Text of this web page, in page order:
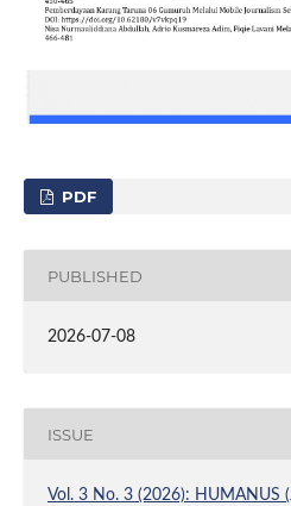
PDF
PUBLISHED
2026-07-08
ISSUE
Vol. 3 No. 3 (2026): HUMANUS